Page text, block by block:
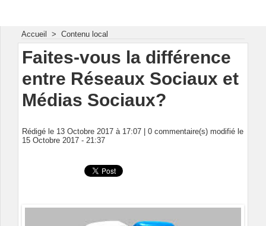
Accueil > Contenu local
Faites-vous la différence
entre Réseaux Sociaux et
Médias Sociaux?
Rédigé le 13 Octobre 2017 à 17:07 | 0 commentaire(s) modifié le
15 Octobre 2017 - 21:37